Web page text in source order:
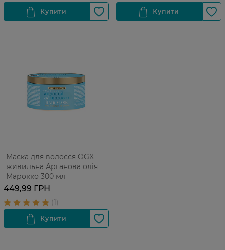
Маска для волосся OGX
живильна Арганова олія
Марокко 300 мл
449,99 ГРН